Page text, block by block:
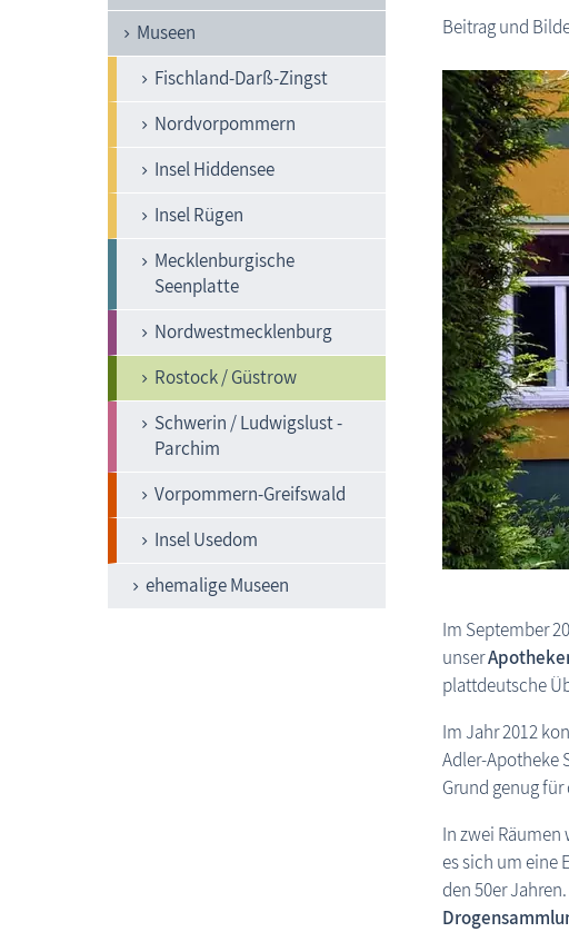
Museen
Fischland-Darß-Zingst
Nordvorpommern
Insel Hiddensee
Insel Rügen
Mecklenburgische
Seenplatte
Nordwestmecklenburg
Rostock / Güstrow
Schwerin / Ludwigslust -
Parchim
Vorpommern-Greifswald
Insel Usedom
ehemalige Museen
Beitrag und
Im September
unser
plattdeutsche
Im Jahr 2012
Adler-Apotheke
Grund genug
In zwei Räumen
es sich um eine
den 50er